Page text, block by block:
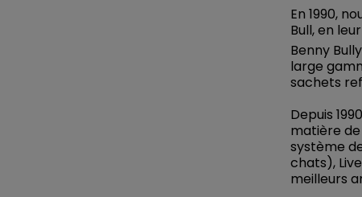
En 1990,
Bull, en
Benny
large
sachets
Depuis
matière
système
chats),
meilleurs